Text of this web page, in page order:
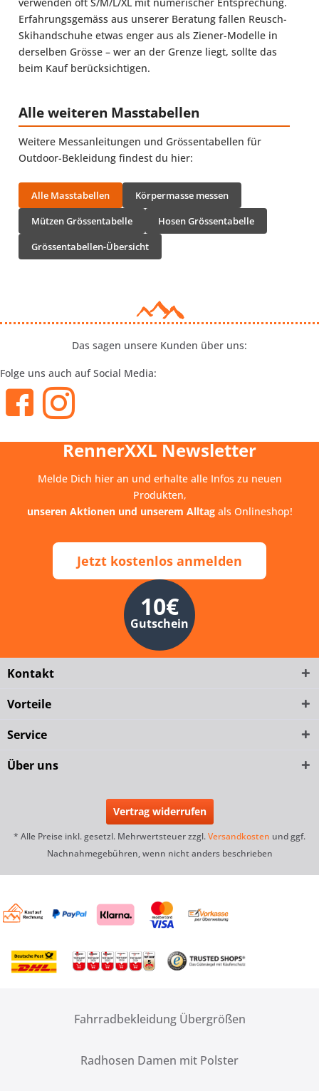
Erfahrungsgemäss aus unserer Beratung fallen Reusch-
Skihandschuhe etwas enger aus als Ziener-Modelle in
derselben Grösse – wer an der Grenze liegt, sollte das
beim Kauf berücksichtigen.
Alle weiteren Masstabellen
Weitere Messanleitungen und Grössentabellen für
Outdoor-Bekleidung findest du hier:
Alle Masstabellen
Körpermasse messen
Mützen Grössentabelle
Hosen Grössentabelle
Grössentabellen-Übersicht
Das sagen unsere Kunden über uns:
Folge uns auch auf Social Media:
RennerXXL Newsletter
Melde Dich hier an und erhalte alle Infos zu neuen
Produkten,
unseren Aktionen und unserem Alltagals Onlineshop!
Jetzt kostenlos anmelden
10€
Gutschein
Kontakt
Vorteile
Service
Über uns
Vertrag widerrufen
* Alle Preise inkl. gesetzl. Mehrwertsteuer zzgl.Versandkosten und ggf.
Nachnahmegebühren, wenn nicht anders beschrieben
Fahrradbekleidung Übergrößen
Radhosen Damen mit Polster